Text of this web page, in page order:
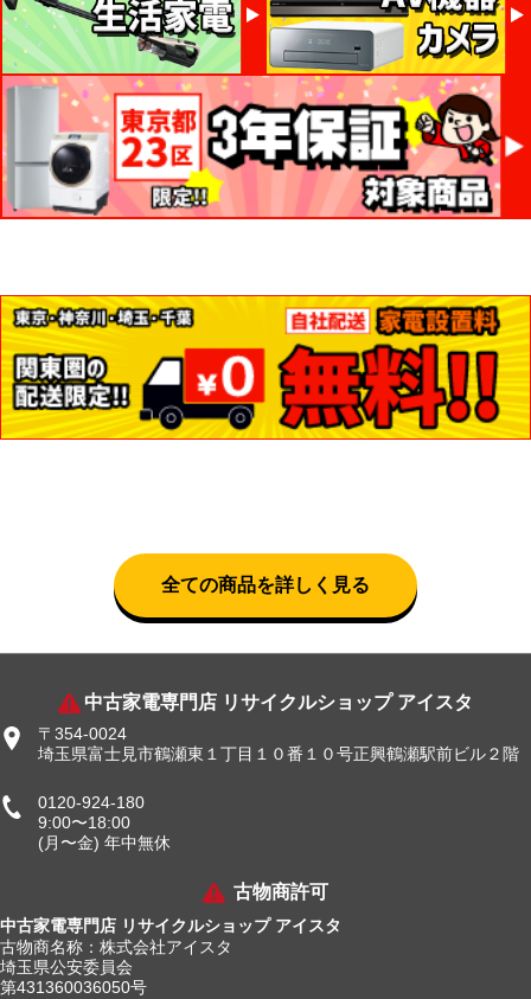
全ての商品を詳しく見る
中古家電専門店 リサイクルショップ アイスタ
〒354-0024
埼玉県富士見市鶴瀬東１丁目１０番１０号正興鶴瀬駅前ビル２階
0120-924-180
9:00〜18:00
(月〜金) 年中無休
古物商許可
中古家電専門店 リサイクルショップ アイスタ
古物商名称：株式会社アイスタ
埼玉県公安委員会
第431360036050号